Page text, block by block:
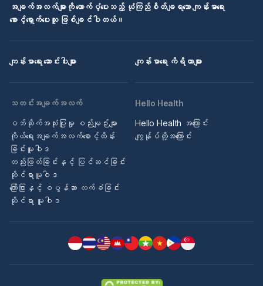
အချက်အလက်များကို ထောက်ပံ့ပေးသည့် ယုံကြည်စိတ်ချရသော ကျန်းမာရေး
စောင့်ရှောက်ပေးသူ ဖြစ်ချင်ပါတယ်။
ကျန်းမာရေး ဆောင်းပါးများ ကျန်းမာရေး ကိရိယာများ
သတင်းအချက်အလက်
ဝဘ်ဆိုက်အသုံးပြုမှု စည်းမျဉ်းများ
ကိုယ်ရေးအချက်အလက်စောင့်ထိန်း
ခြင်းမူဝါဒ
တည်းဖြတ်ခြင်းနှင့် ပြင်ဆင်ခြင်း
ဆိုင်ရာမူဝါဒ
ကြော်ငြာနှင့် စပွန်ဆာ လက်ခံခြင်း
ဆိုင်ရာ မူဝါဒ
Hello Health
Hello Health အကြောင်း
ကျွန်ုပ်တို့အကြောင်း